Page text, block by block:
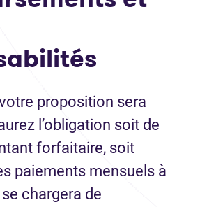
abilités
proposition sera
l’obligation soit de
forfaitaire, soit
paiements mensuels à
chargera de